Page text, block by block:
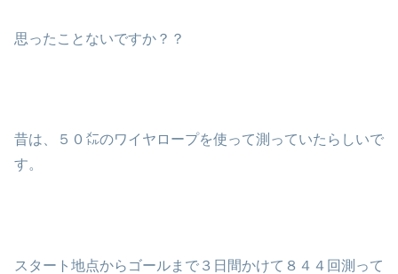
思ったことないですか？？
昔は、５０㍍のワイヤロープを使って測っていたらしいで
す。
スタート地点からゴールまで３日間かけて８４４回測って